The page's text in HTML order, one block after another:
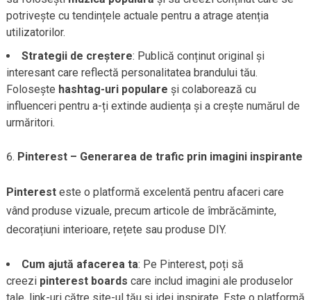
potrivește cu tendințele actuale pentru a atrage atenția
utilizatorilor.
Strategii de creștere: Publică conținut original și
interesant care reflectă personalitatea brandului tău.
Folosește hashtag-uri populare și colaborează cu
influenceri pentru a-ți extinde audiența și a crește numărul de
urmăritori.
Pinterest – Generarea de trafic prin imagini inspirante
Pinteresteste o platformă excelentă pentru afaceri care
vând produse vizuale, precum articole de îmbrăcăminte,
decorațiuni interioare, rețete sau produse DIY.
Cum ajută afacerea ta: Pe Pinterest, poți să
creezi pinterest boards care includ imagini ale produselor